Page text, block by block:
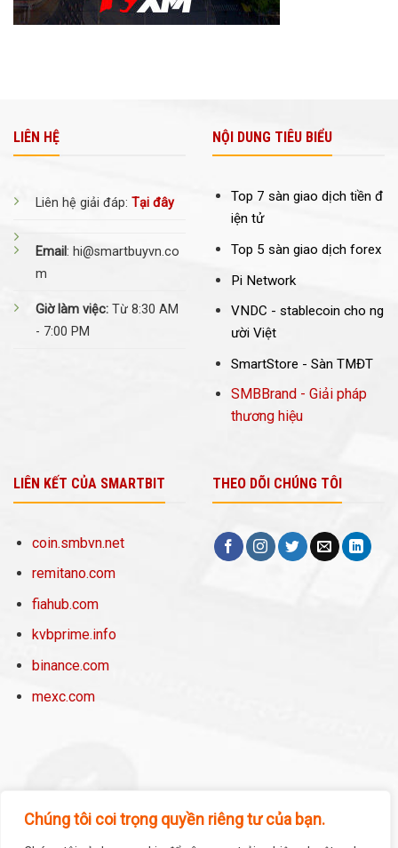
Chúng tôi coi trọng quyền riêng tư của bạn.
LIÊN HỆ
Liên hệ giải đáp: Tại đây
Email: hi@smartbuyvn.co
m
Giờ làm việc: Từ 8:30 AM
- 7:00 PM
NỘI DUNG TIÊU BIỂU
Top 7 sàn giao dịch tiền đ
iện tử
Top 5 sàn giao dịch forex
Pi Network
VNDC - stablecoin cho ng
ười Việt
SmartStore - Sàn TMĐT
SMBBrand - Giải pháp
thương hiệu
LIÊN KẾT CỦA SMARTBIT
coin.smbvn.net
remitano.com
fiahub.com
kvbprime.info
binance.com
mexc.com
THEO DÕI CHÚNG TÔI